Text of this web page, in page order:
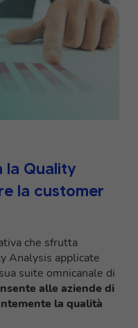
la Quality
la customer
che sfrutta
Analysis applicate
suite omnicanale di
alle aziende di
la qualità